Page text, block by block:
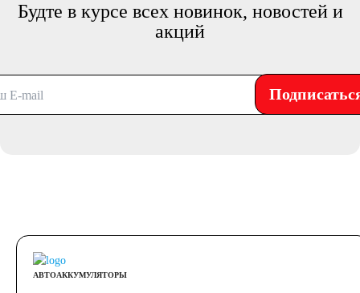
Будте в курсе всех новинок, новостей и
акций
АВТОАККУМУЛЯТОРЫ